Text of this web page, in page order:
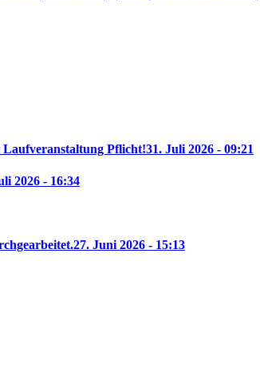
Pflicht!31. Juli 2026 - 09:21
2026 - 16:34
27. Juni 2026 - 15:13